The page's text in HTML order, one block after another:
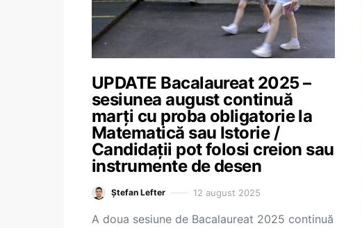
UPDATE Bacalaureat 2025 –
sesiunea august continuă
marți cu proba obligatorie la
Matematică sau Istorie /
Candidații pot folosi creion sau
instrumente de desen
Ștefan Lefter 12 august 2025
A doua sesiune de Bacalaureat 2025 continuă